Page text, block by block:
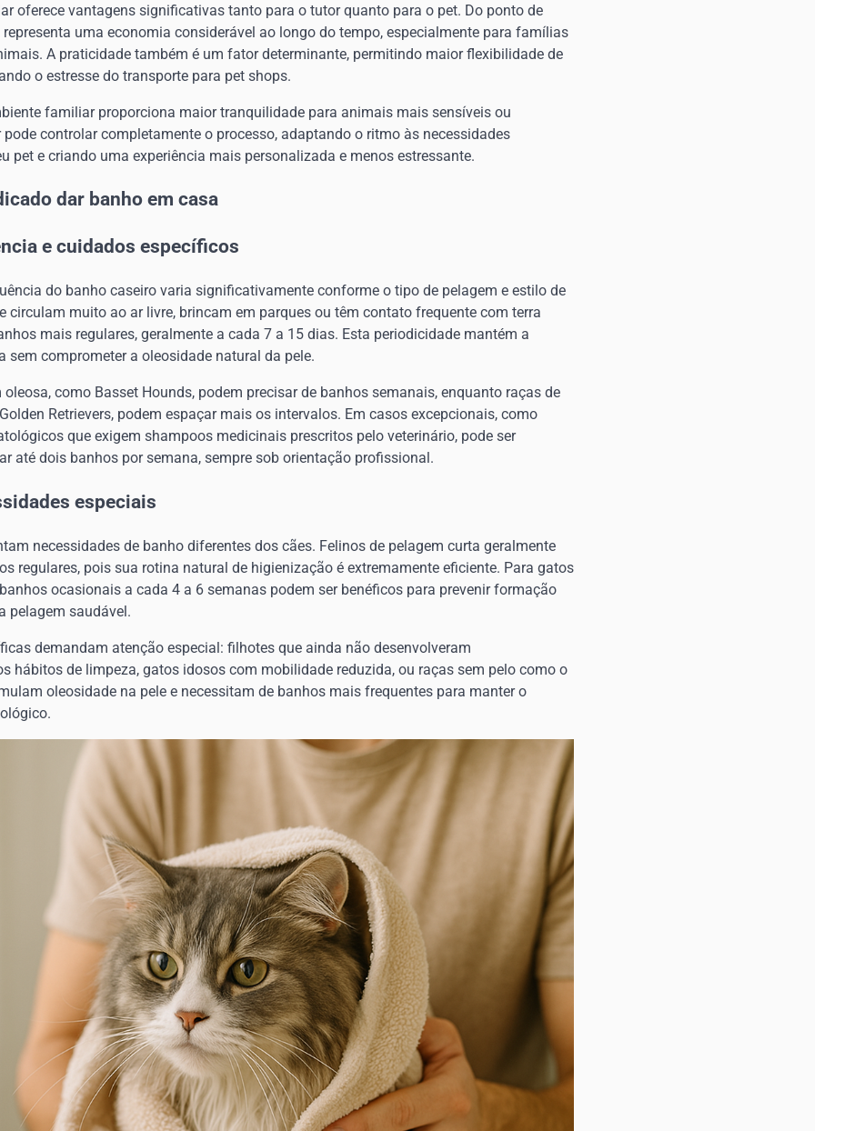
oferece vantagens significativas tanto para o tutor quanto para o pet. Do ponto de
uma economia considerável ao longo do tempo, especialmente para famílias
A praticidade também é um fator determinante, permitindo maior flexibilidade de
o estresse do transporte para pet shops.
familiar proporciona maior tranquilidade para animais mais sensíveis ou
pode controlar completamente o processo, adaptando o ritmo às necessidades
pet e criando uma experiência mais personalizada e menos estressante.
dar banho em casa
e cuidados específicos
do banho caseiro varia significativamente conforme o tipo de pelagem e estilo de
circulam muito ao ar livre, brincam em parques ou têm contato frequente com terra
mais regulares, geralmente a cada 7 a 15 dias. Esta periodicidade mantém a
sem comprometer a oleosidade natural da pele.
oleosa, como Basset Hounds, podem precisar de banhos semanais, enquanto raças de
Retrievers, podem espaçar mais os intervalos. Em casos excepcionais, como
que exigem shampoos medicinais prescritos pelo veterinário, pode ser
até dois banhos por semana, sempre sob orientação profissional.
especiais
necessidades de banho diferentes dos cães. Felinos de pelagem curta geralmente
regulares, pois sua rotina natural de higienização é extremamente eficiente. Para gatos
ocasionais a cada 4 a 6 semanas podem ser benéficos para prevenir formação
pelagem saudável.
demandam atenção especial: filhotes que ainda não desenvolveram
hábitos de limpeza, gatos idosos com mobilidade reduzida, ou raças sem pelo como o
oleosidade na pele e necessitam de banhos mais frequentes para manter o